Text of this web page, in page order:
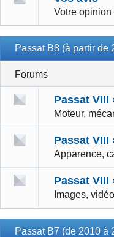
Votre opinion
Passat B8 (à partir de
Forums
Passat VIII
Moteur,
Passat VIII
Apparence,
Passat VIII
Images,
Passat B7 (de 2010 à